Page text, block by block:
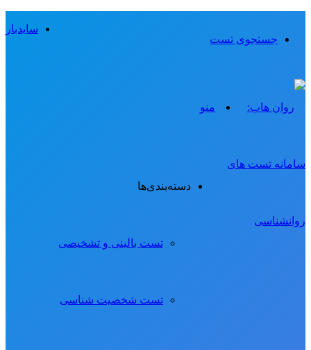
سایدبار
جستجوی تست
منو
دسته‌بندی‌ها
تست بالینی و تشخیصی
تست شخصیت شناسی